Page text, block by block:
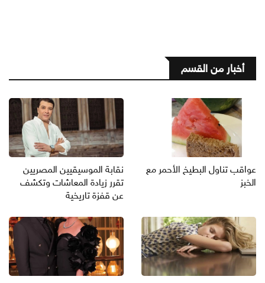
أخبار من القسم
عواقب تناول البطيخ الأحمر مع
الخبز
نقابة الموسيقيين المصريين
تقرر زيادة المعاشات وتكشف
عن قفزة تاريخية